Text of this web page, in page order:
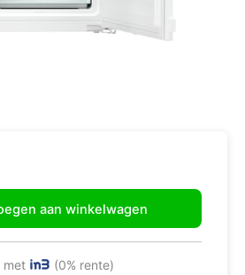
aan winkelwagen
met (0% rente)